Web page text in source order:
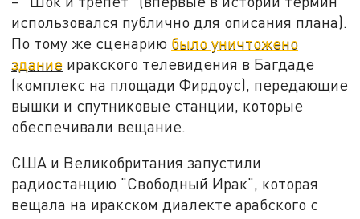
использовался публично для описания плана).
По тому же сценарию было уничтожено
здание иракского телевидения в Багдаде
(комплекс на площади Фирдоус), передающие
вышки и спутниковые станции, которые
обеспечивали вещание.
США и Великобритания запустили
радиостанцию "Свободный Ирак", которая
вещала на иракском диалекте арабского с